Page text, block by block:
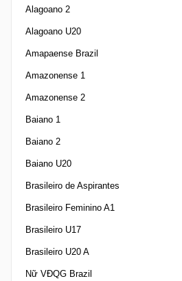
Alagoano 2
Alagoano U20
Amapaense Brazil
Amazonense 1
Amazonense 2
Baiano 1
Baiano 2
Baiano U20
Brasileiro de Aspirantes
Brasileiro Feminino A1
Brasileiro U17
Brasileiro U20 A
Nữ VĐQG Brazil